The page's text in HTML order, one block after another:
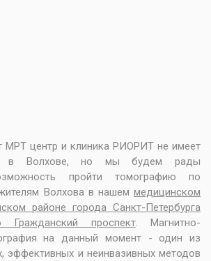
МРТ центр и клиника РИОРИТ не имеет
в Волхове, но мы будем рады
пройти томографию по
Волхова в нашем медицинском
районе города Санкт-Петербурга
проспект. Магнитно-
на данный момент - один из
эффективных и неинвазивных методов